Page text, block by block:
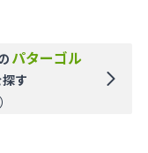
パターゴル
す